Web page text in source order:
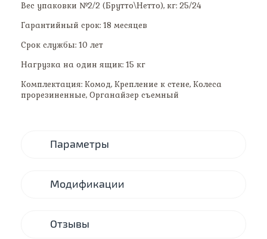
Вес упаковки №2/2 (Брутто\Нетто), кг: 25/24
Гарантийный срок: 18 месяцев
Срок службы: 10 лет
Нагрузка на один ящик: 15 кг
Комплектация: Комод, Крепление к стене, Колеса
прорезиненные, Органайзер съемный
Параметры
Модификации
Отзывы